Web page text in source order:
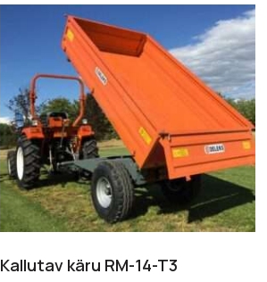
Kallutav käru RM-14-T3